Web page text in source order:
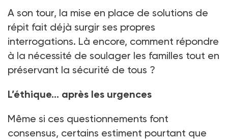
A son tour, la mise en place de solutions de
répit fait déjà surgir ses propres
interrogations. Là encore, comment répondre
à la nécessité de soulager les familles tout en
préservant la sécurité de tous ?
L’éthique… après les urgences
Même si ces questionnements font
consensus, certains estiment pourtant que